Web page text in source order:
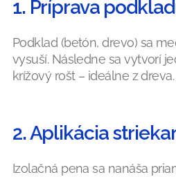
1. Príprava
Podklad (betón, drevo) sa
vysuší. Následne sa vytvorí
krížový rošt – ideálne z dreva.
2. Aplikácia
Izolačná pena sa nanáša